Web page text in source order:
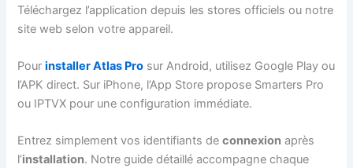
Téléchargez l’application depuis les stores officiels ou notre
site web selon votre appareil.
Pourinstaller Atlas Pro sur Android, utilisez Google Play ou
l’APK direct. Sur iPhone, l’App Store propose Smarters Pro
ou IPTVX pour une configuration immédiate.
Entrez simplement vos identifiants deconnexion après
l’installation. Notre guide détaillé accompagne chaque